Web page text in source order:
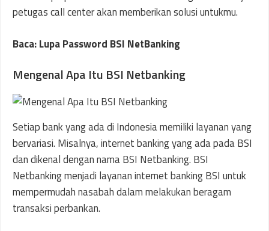
petugas call center akan memberikan solusi untukmu.
Baca: Lupa Password BSI NetBanking
Mengenal Apa Itu BSI Netbanking
Setiap bank yang ada di Indonesia memiliki layanan yang
bervariasi. Misalnya, internet banking yang ada pada BSI
dan dikenal dengan nama BSI Netbanking. BSI
Netbanking menjadi layanan internet banking BSI untuk
mempermudah nasabah dalam melakukan beragam
transaksi perbankan.